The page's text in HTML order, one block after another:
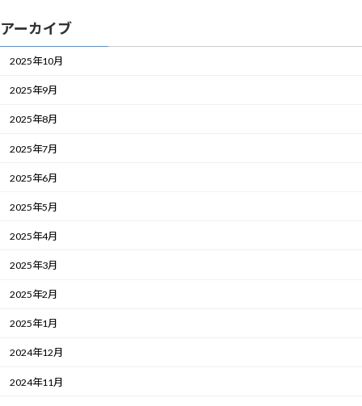
アーカイブ
2025年10月
2025年9月
2025年8月
2025年7月
2025年6月
2025年5月
2025年4月
2025年3月
2025年2月
2025年1月
2024年12月
2024年11月